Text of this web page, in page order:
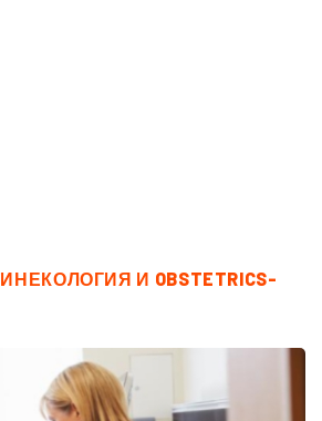
И OBSTETRICS-